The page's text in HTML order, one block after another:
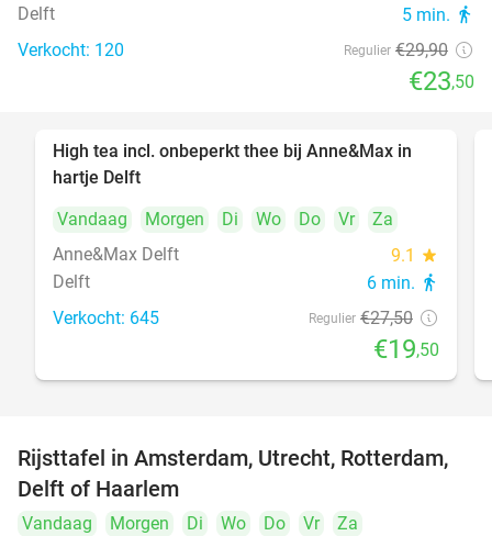
Delft 5 min. directions_walk
Verkocht: 120 Regulier €29,90
€23,50
29%
High tea incl. onbeperkt thee bij Anne&Max in
hartje Delft
Vandaag
Morgen Di Wo Do Vr
Za
Anne&Max Delft
9.1 star
Delft 6 min. directions_walk
Verkocht: 645 Regulier €27,50
€19,50
19%
Rijsttafel in Amsterdam, Utrecht, Rotterdam,
Delft of Haarlem
Vandaag Morgen Di Wo Do Vr Za